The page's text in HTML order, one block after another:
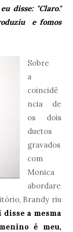
disse: "Claro."
e fomos
Sobre
a
coincidê
ncia de
os dois
duetos
gravados
com
Monica
abordare
Brandy riu
disse a mesma
é meu,